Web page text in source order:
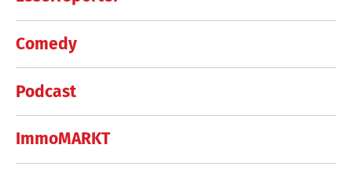
Comedy
Podcast
ImmoMARKT